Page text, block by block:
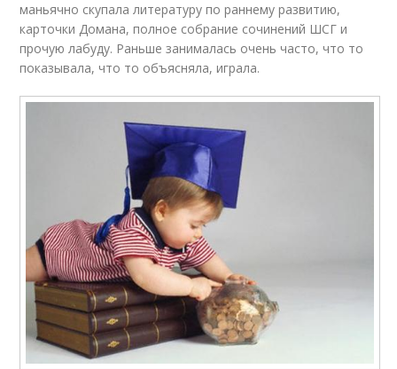
маньячно скупала литературу по раннему развитию,
карточки Домана, полное собрание сочинений ШСГ и
прочую лабуду. Раньше занималась очень часто, что то
показывала, что то объясняла, играла.